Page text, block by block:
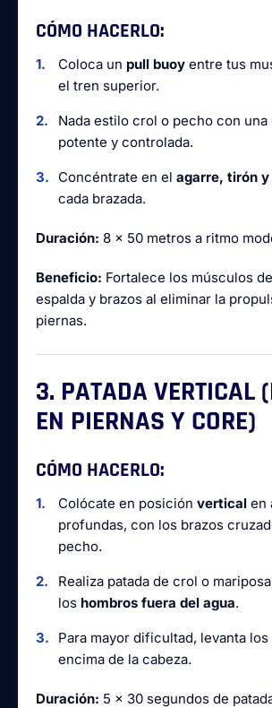
CÓMO HACERLO:
Coloca un pull buoy entre tus
el tren superior.
Nada estilo crol o pecho con una
potente y controlada.
Concéntrate en el agarre, tirón
cada brazada.
Duración: 8 x 50 metros a ritmo
Beneficio: Fortalece los músculos
espalda y brazos al eliminar la
piernas.
3. PATADA VERTICAL
EN PIERNAS Y CORE)
CÓMO HACERLO:
Colócate en posición vertical en
profundas, con los brazos
pecho.
Realiza patada de crol o
los hombros fuera del agua.
Para mayor dificultad, levanta
encima de la cabeza.
Duración: 5 x 30 segundos de